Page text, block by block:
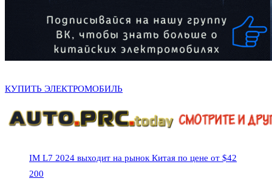
КУПИТЬ ЭЛЕКТРОМОБИЛЬ
IM L7 2024 выходит на рынок Китая по цене от $42
200